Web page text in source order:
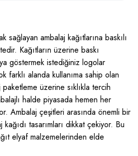
sağlayan ambalaj kağıtlarına baskılı
Kağıtların üzerine baskı
göstermek istediğiniz logolar
farklı alanda kullanıma sahip olan
paketleme üzerine sıklıkla tercih
halde piyasada hemen her
Ambalaj çeşitleri arasında önemli bir
kağıdı tasarımları dikkat çekiyor. Bu
elyaf malzemelerinden elde